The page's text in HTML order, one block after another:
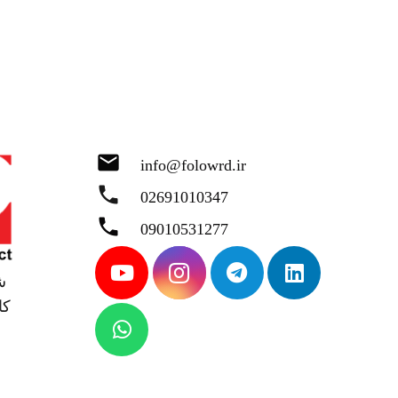
mail info@folowrd.ir
phone 02691010347
phone 09010531277